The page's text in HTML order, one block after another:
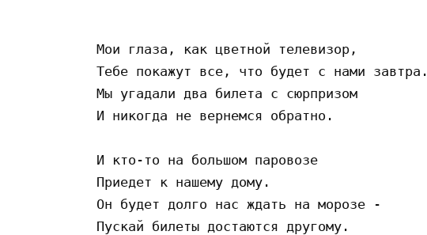
Мои глаза, как цветной телевизор,
Тебе покажут все, что будет с нами завтра.
Мы угадали два билета с сюрпризом
И никогда не вернемся обратно.
И кто-то на большом паровозе
Приедет к нашему дому.
Он будет долго нас ждать на морозе -
Пускай билеты достаются другому.